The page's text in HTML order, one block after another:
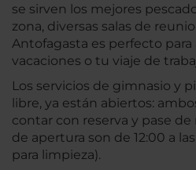
se sirven los mejores
zona, diversas salas de
Antofagasta es perfecto
vacaciones o tu viaje de
Los servicios de gimnasio y
libre, ya están abiertos:
contar con reserva y pase de
de apertura son de 12:00 a
para limpieza).